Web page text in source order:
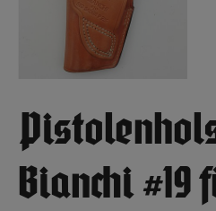
Bianchi #19